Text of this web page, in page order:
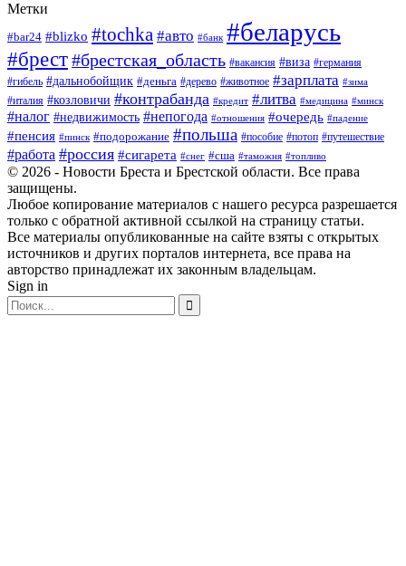
Метки
#bar24 #blizko #tochka #авто #банк #беларусь
#брест#брестская_область #вакансия #виза #германия
#гибель #дальнобойщик #деньга #дерево #животное #зарплата #зима
#италия #козловичи #контрабанда #кредит #литва #медицина #минск
#налог #недвижимость #непогода #отношения #очередь #падение
#пенсия #пинск #подорожание #польша #пособие #потоп #путешествие
#работа #россия #сигарета #снег #сша #таможня #топливо
© 2026 - Новости Бреста и Брестской области. Все права
защищены.
Любое копирование материалов с нашего ресурса разрешается
только с обратной активной ссылкой на страницу статьи.
Все материалы опубликованные на сайте взяты с открытых
источников и других порталов интернета, все права на
авторство принадлежат их законным владельцам.
Sign in